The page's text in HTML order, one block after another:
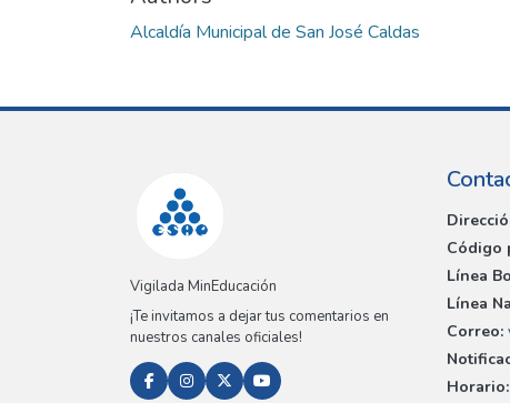
Alcaldía Municipal de San José Caldas
Vigilada MinEducación
¡Te invitamos a dejar tus comentarios en
nuestros canales oficiales!
Código
Línea
Línea
Correo:
Horario: